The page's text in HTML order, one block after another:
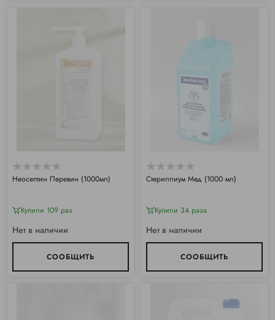
Неосептин Перевин (1000мл)
Купили 109 раз
Нет в наличии
СООБЩИТЬ
Стериллиум Мед (1000 мл)
Купили 34 раза
Нет в наличии
СООБЩИТЬ